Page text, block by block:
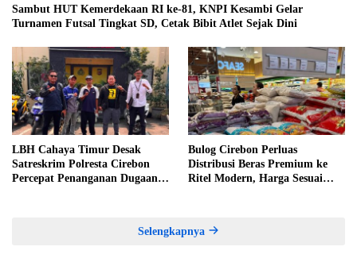
Sambut HUT Kemerdekaan RI ke-81, KNPI Kesambi Gelar
Turnamen Futsal Tingkat SD, Cetak Bibit Atlet Sejak Dini
LBH Cahaya Timur Desak
Satreskrim Polresta Cirebon
Percepat Penanganan Dugaan
Bulog Cirebon Perluas
Distribusi Beras Premium ke
Ritel Modern, Harga Sesuai
Selengkapnya